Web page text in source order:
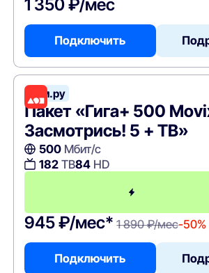
1 350 ₽/мес
Подключить
Дом.ру
Пакет «Гига+ 500
Засмотрись! 5 + ТВ»
500Мбит/с
182ТВ84HD
945 ₽/мес* 1 890 ₽/мес-50%
Подключить